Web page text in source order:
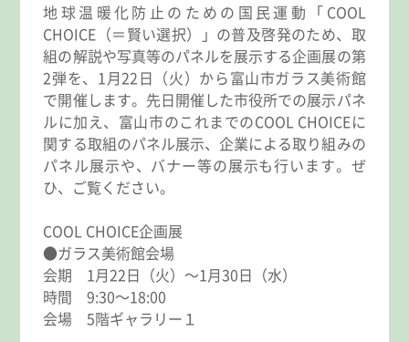
地球温暖化防止のための国民運動「COOL
CHOICE（＝賢い選択）」の普及啓発のため、取
組の解説や写真等のパネルを展示する企画展の第
2弾を、1月22日（火）から富山市ガラス美術館
で開催します。先日開催した市役所での展示パネ
ルに加え、富山市のこれまでのCOOL CHOICEに
関する取組のパネル展示、企業による取り組みの
パネル展示や、バナー等の展示も行います。ぜ
ひ、ご覧ください。
COOL CHOICE企画展
●ガラス美術館会場
会期 1月22日（火）～1月30日（水）
時間 9:30～18:00
会場 5階ギャラリー１